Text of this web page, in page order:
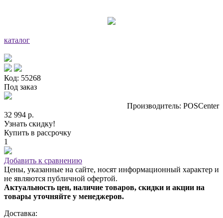
каталог
Код: 55268
Под заказ
Производитель: POSCenter
32 994 р.
Узнать скидку!
Купить в рассрочку
1
Добавить к сравнению
Цены, указанные на сайте, носят информационный характер и
не являются публичной офертой.
Актуальность цен, наличие товаров, скидки и акции на
товары уточняйте у менеджеров.
Доставка: